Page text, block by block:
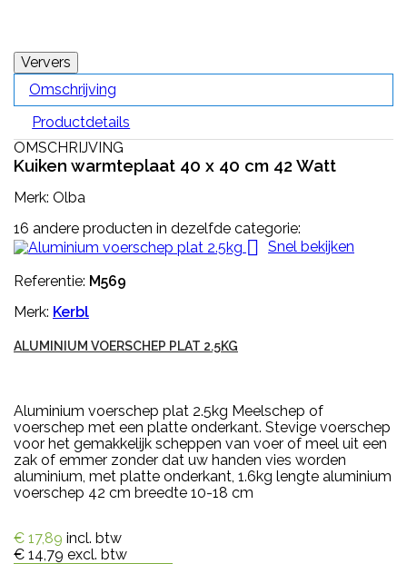
Omschrijving
Productdetails
OMSCHRIJVING
Kuiken warmteplaat 40 x 40 cm 42 Watt
Merk: Olba
16 andere producten in dezelfde categorie:
 Snel bekijken
Referentie: M569
Merk: Kerbl
ALUMINIUM VOERSCHEP PLAT 2.5KG
Aluminium voerschep plat 2.5kg Meelschep of
voerschep met een platte onderkant. Stevige voerschep
voor het gemakkelijk scheppen van voer of meel uit een
zak of emmer zonder dat uw handen vies worden
aluminium, met platte onderkant, 1.6kg lengte aluminium
voerschep 42 cm breedte 10-18 cm
€ 17,89 incl. btw
€ 14,79 excl. btw